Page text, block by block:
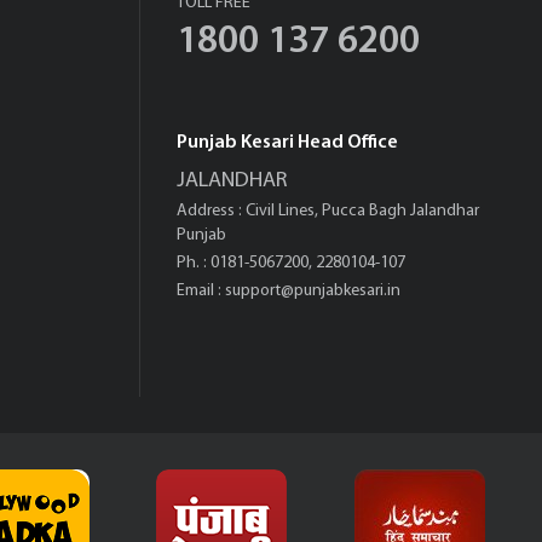
1800 137 6200
Punjab Kesari Head Office
JALANDHAR
Address : Civil Lines, Pucca Bagh Jalandhar
Punjab
Ph. : 0181-5067200, 2280104-107
Email : support@punjabkesari.in